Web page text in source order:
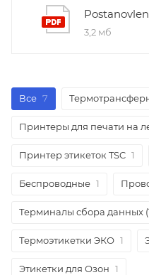
3,2 мб
Все 7
Принтеры для печати на
Принтер этикеток TSC 1
Беспроводные 1
Терминалы сбора данных
Термоэтикетки ЭКО 1
Этикетки для Озон 1